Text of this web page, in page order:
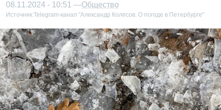
08.11.2024 - 10:51 —Общество
Источник:Telegram-канал "Александр Колесов. О погоде в Петербурге"